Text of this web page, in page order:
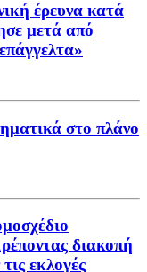
έρευνα κατά
μετά από
στο πλάνο
διακοπή
εκλογές